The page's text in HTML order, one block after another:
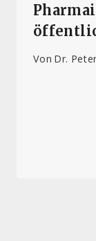
Von Dr.